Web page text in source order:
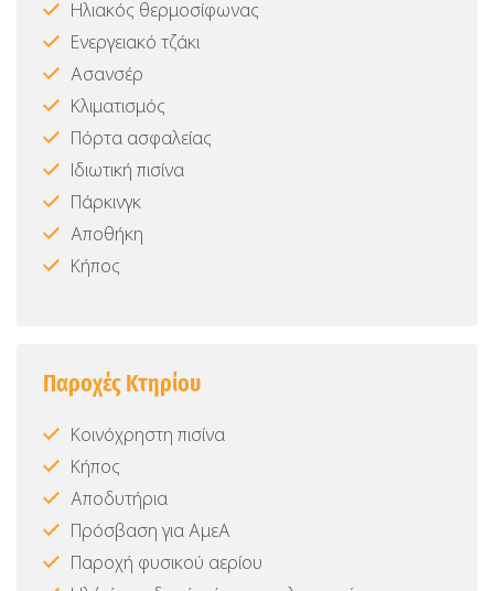
Ηλιακός θερμοσίφωνας
Ενεργειακό τζάκι
Ασανσέρ
Κλιματισμός
Πόρτα ασφαλείας
Ιδιωτική πισίνα
Πάρκινγκ
Αποθήκη
Κήπος
Παροχές Κτηρίου
Κοινόχρηστη πισίνα
Κήπος
Αποδυτήρια
Πρόσβαση για ΑμεΑ
Παροχή φυσικού αερίου